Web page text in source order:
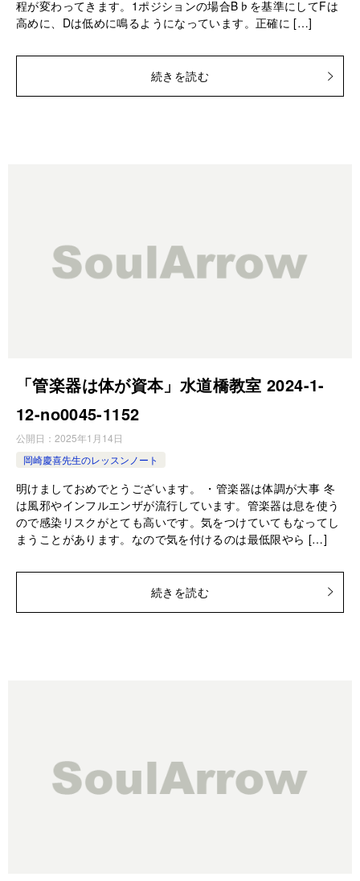
程が変わってきます。1ポジションの場合B♭を基準にしてFは
高めに、Dは低めに鳴るようになっています。正確に […]
続きを読む
「管楽器は体が資本」水道橋教室 2024-1-
12-no0045-1152
公開日： 2025年1月14日
岡崎慶喜先生のレッスンノート
明けましておめでとうございます。 ・管楽器は体調が大事 冬
は風邪やインフルエンザが流行しています。管楽器は息を使う
ので感染リスクがとても高いです。気をつけていてもなってし
まうことがあります。なので気を付けるのは最低限やら […]
続きを読む